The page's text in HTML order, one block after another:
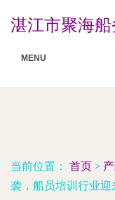
湛江市聚海船
MENU
当前位置： 首页 >
袭，船员培训行业迎